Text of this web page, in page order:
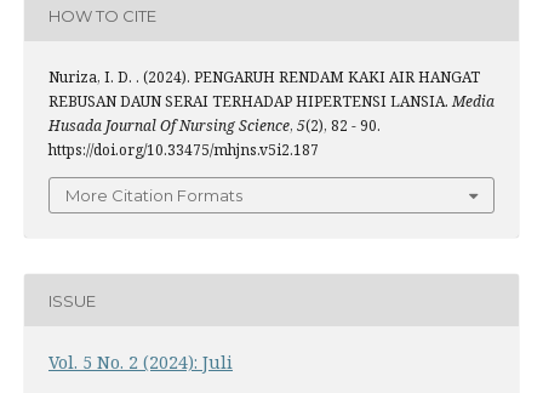
HOW TO CITE
Nuriza, I. D. . (2024). PENGARUH RENDAM KAKI AIR HANGAT
REBUSAN DAUN SERAI TERHADAP HIPERTENSI LANSIA.Media
Husada Journal Of Nursing Science, 5(2), 82 - 90.
https://doi.org/10.33475/mhjns.v5i2.187
More Citation Formats
ISSUE
Vol. 5 No. 2 (2024): Juli